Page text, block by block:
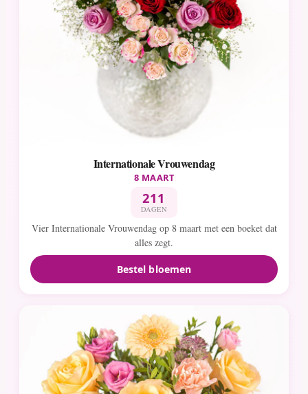
Internationale Vrouwendag
8 MAART
211
DAGEN
Vier Internationale Vrouwendag op 8 maart met een boeket dat
alles zegt.
Bestel bloemen